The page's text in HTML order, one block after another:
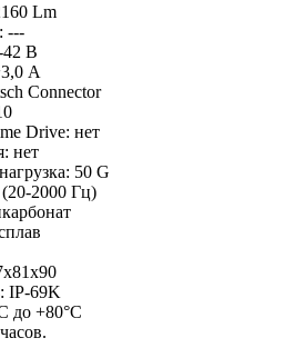
Lm
---
42 В
A
Connector
Drive: нет
нет
50 G
2000 Гц)
IP-69K
до +80°С